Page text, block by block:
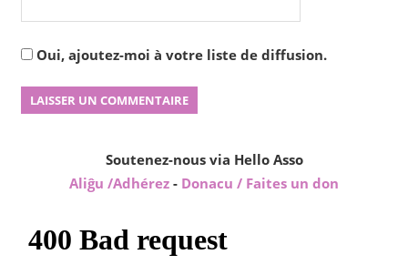
Oui, ajoutez-moi à votre liste de diffusion.
Soutenez-nous via Hello Asso
Aliĝu /Adhérez - Donacu / Faites un don